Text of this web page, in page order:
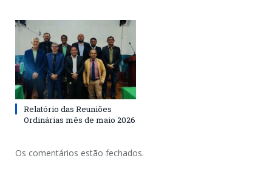
Relatório das Reuniões
Ordinárias mês de maio 2026
Os comentários estão fechados.